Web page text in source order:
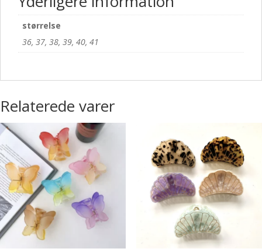
størrelse
36, 37, 38, 39, 40, 41
Relaterede varer